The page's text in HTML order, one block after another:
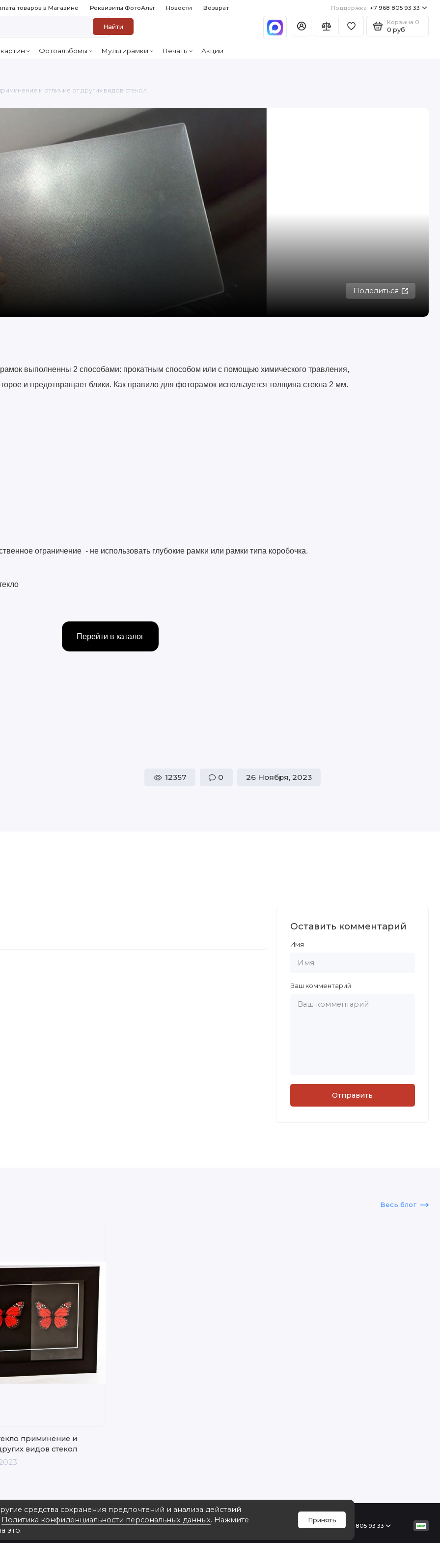
товаров в Магазине Реквизиты ФотоАльт Новости Возврат Поддержка +7 968 805 93 33
Найти
Корзина 0
0 руб
Фотоальбомы Мультирамки Печать Акции
и отличие от других видов стекол
Поделиться
выполненны 2 способами: прокатным способом или с помощью химического травления,
и предотвращает блики. Как правило для фоторамок используется толщина стекла 2 мм.
ограничение - не использовать глубокие рамки или рамки типа коробочка.
Перейти в каталог
12357 0 26 Ноября, 2023
Оставить комментарий
Имя
Ваш комментарий
Отправить
Весь блог
приминение и
видов стекол
средства сохранения предпочтений и анализа действий
Политика конфиденциальности персональных данных. Нажмите
это.
Принять
ул. Зверинецкая 22, ФотоАльт Поддержка +7 968 805 93 33